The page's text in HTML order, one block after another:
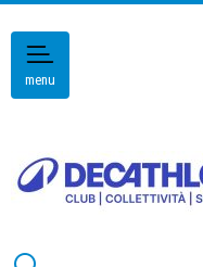
menu